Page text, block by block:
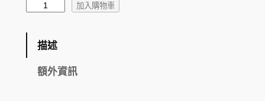
仙
加入購物車
描述
額外資訊